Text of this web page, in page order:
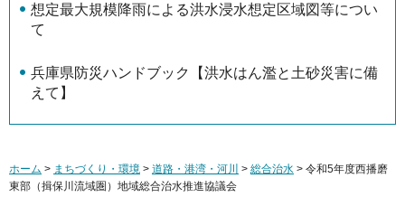
想定最大規模降雨による洪水浸水想定区域図等につい
て
兵庫県防災ハンドブック【洪水はん濫と土砂災害に備
えて】
ホーム > まちづくり・環境 > 道路・港湾・河川 > 総合治水 > 令和5年度西播磨
東部（揖保川流域圏）地域総合治水推進協議会